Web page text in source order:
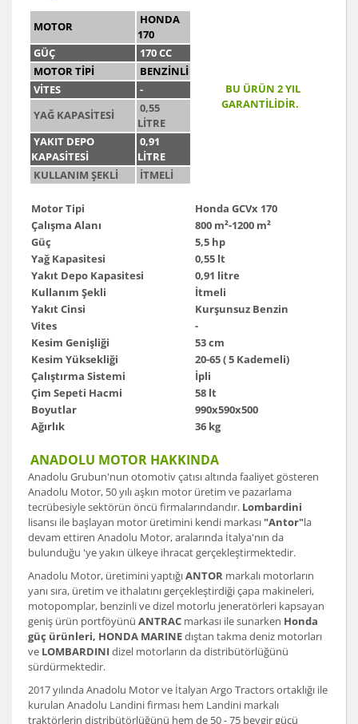
MOTOR
HONDA
170
GÜÇ
170 CC
MOTOR TİPİ
BENZİNLİ
VİTES
-
YAĞ KAPASİTESİ
0,55
LİTRE
YAKIT DEPO
KAPASİTESİ
0,91
LİTRE
KULLANIM ŞEKLİ
İTMELİ
BU ÜRÜN 2 YIL
GARANTİLİDİR.
Motor Tipi
Honda GCVx 170
Çalışma Alanı
800 m²-1200 m²
Güç
5,5 hp
Yağ Kapasitesi
0,55 lt
Yakıt Depo Kapasitesi
0,91 litre
Kullanım Şekli
İtmeli
Yakıt Cinsi
Kurşunsuz Benzin
Vites
-
Kesim Genişliği
53 cm
Kesim Yüksekliği
20-65 ( 5 Kademeli)
Çalıştırma Sistemi
İpli
Çim Sepeti Hacmi
58 lt
Boyutlar
990x590x500
Ağırlık
36 kg
ANADOLU MOTOR HAKKINDA
Anadolu Grubun'nun otomotiv çatısı altında faaliyet gösteren
Anadolu Motor, 50 yılı aşkın motor üretim ve pazarlama
tecrübesiyle sektörün öncü firmalarındandır. Lombardini
lisansı ile başlayan motor üretimini kendi markası "Antor"la
devam ettiren Anadolu Motor, aralarında İtalya'nın da
bulunduğu 'ye yakın ülkeye ihracat gerçekleştirmektedir.
Anadolu Motor, üretimini yaptığıANTOR markalı motorların
yanı sıra, üretim ve ithalatını gerçekleştirdiği çapa makineleri,
motopomplar, benzinli ve dizel motorlu jeneratörleri kapsayan
geniş ürün portföyünü ANTRAC markası ile sunarken Honda
güç ürünleri, HONDA MARINEdıştan takma deniz motorları
ve LOMBARDINIdizel motorların da distribütörlüğünü
sürdürmektedir.
2017 yılında Anadolu Motor ve İtalyan Argo Tractors ortaklığı ile
kurulan Anadolu Landini firması hem Landini markalı
traktörlerin distribütörlüğünü hem de 50 - 75 beygir gücü